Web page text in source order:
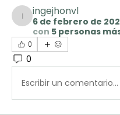
ingejhonvl
ingejhonvl
6 de febrero de
con 5 personas
0
0
Escribir un comentario...